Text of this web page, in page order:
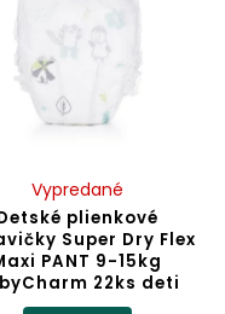
plienkové
Super Dry Flex
PANT 9-15kg
22ks deti
Vypredané